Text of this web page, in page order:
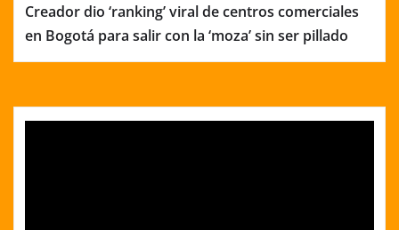
Creador dio ‘ranking’ viral de centros comerciales
en Bogotá para salir con la ‘moza’ sin ser pillado